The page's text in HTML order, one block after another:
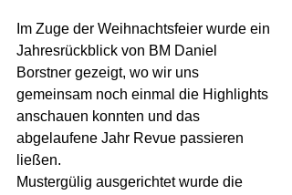
Im Zuge der Weihnachtsfeier wurde ein
Jahresrückblick von BM Daniel
Borstner gezeigt, wo wir uns
gemeinsam noch einmal die Highlights
anschauen konnten und das
abgelaufene Jahr Revue passieren
ließen.
Mustergülig ausgerichtet wurde die